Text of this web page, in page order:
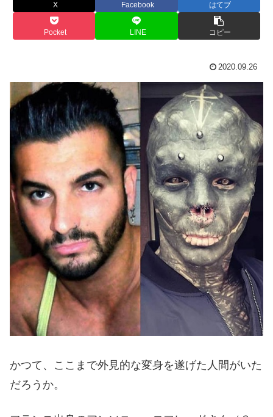
X Facebook はてブ
Pocket LINE コピー
2020.09.26
かつて、ここまで外見的な変身を遂げた人間がいた
だろうか。